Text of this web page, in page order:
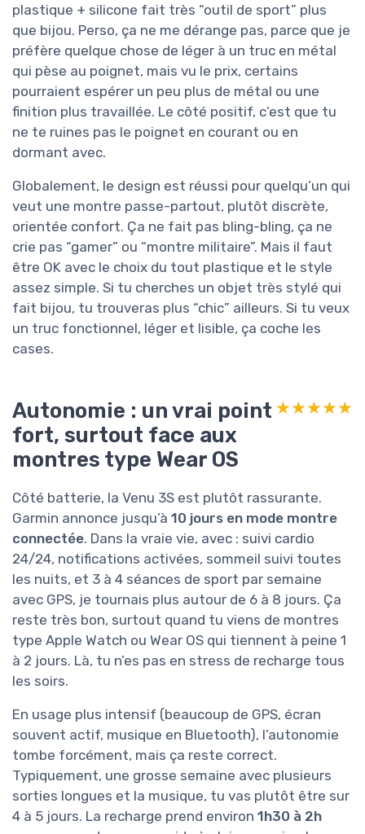
plastique + silicone fait très “outil de sport” plus
que bijou. Perso, ça ne me dérange pas, parce que je
préfère quelque chose de léger à un truc en métal
qui pèse au poignet, mais vu le prix, certains
pourraient espérer un peu plus de métal ou une
finition plus travaillée. Le côté positif, c’est que tu
ne te ruines pas le poignet en courant ou en
dormant avec.
Globalement, le design est réussi pour quelqu’un qui
veut une montre passe-partout, plutôt discrète,
orientée confort. Ça ne fait pas bling-bling, ça ne
crie pas “gamer” ou “montre militaire”. Mais il faut
être OK avec le choix du tout plastique et le style
assez simple. Si tu cherches un objet très stylé qui
fait bijou, tu trouveras plus “chic” ailleurs. Si tu veux
un truc fonctionnel, léger et lisible, ça coche les
cases.
Autonomie : un vrai point
fort, surtout face aux
montres type Wear OS
★★★★★
★★★★★
Côté batterie, la Venu 3S est plutôt rassurante.
Garmin annonce jusqu’à 10 jours en mode montre
connectée. Dans la vraie vie, avec : suivi cardio
24/24, notifications activées, sommeil suivi toutes
les nuits, et 3 à 4 séances de sport par semaine
avec GPS, je tournais plus autour de 6 à 8 jours. Ça
reste très bon, surtout quand tu viens de montres
type Apple Watch ou Wear OS qui tiennent à peine 1
à 2 jours. Là, tu n’es pas en stress de recharge tous
les soirs.
En usage plus intensif (beaucoup de GPS, écran
souvent actif, musique en Bluetooth), l’autonomie
tombe forcément, mais ça reste correct.
Typiquement, une grosse semaine avec plusieurs
sorties longues et la musique, tu vas plutôt être sur
4 à 5 jours. La recharge prend environ 1h30 à 2h